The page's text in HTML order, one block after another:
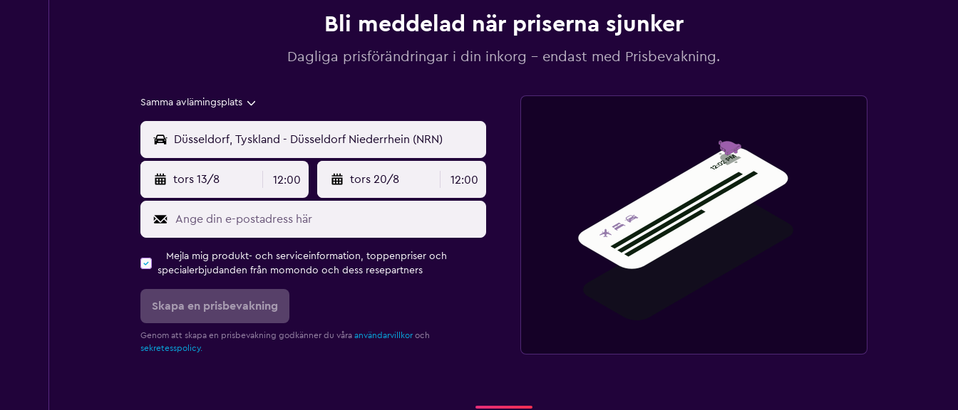
Bli meddelad när priserna sjunker
Dagliga prisförändringar i din inkorg – endast med Prisbevakning.
Samma avlämingsplats
tors 13/8 12:00 tors 20/8 12:00
Mejla mig produkt- och serviceinformation, toppenpriser och
specialerbjudanden från momondo och dess resepartners
Skapa en prisbevakning
Genom att skapa en prisbevakning godkänner du våra användarvillkoroch
sekretesspolicy.